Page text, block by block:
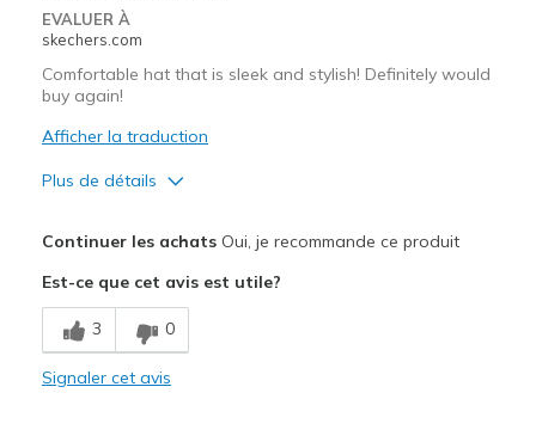
EVALUER À
skechers.com
Comfortable hat that is sleek and stylish! Definitely would
buy again!
Afficher la traduction
Plus de détails
Breathe Well
Comfortable
Continuer les achatsOui, je recommande ce produit
Est-ce que cet avis est utile?
3 0
Signaler cet avis